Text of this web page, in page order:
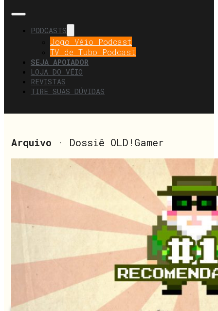
PODCASTS
Jogo Véio Podcast
TV de Tubo Podcast
SEJA APOIADOR
LOJA DO VÉIO
REVISTAS
TIRE SUAS DÚVIDAS
Arquivo · Dossiê OLD!Gamer